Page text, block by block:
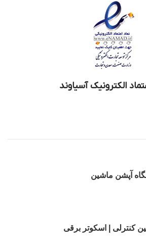
الکترونیک آسیاوند
آپشن ماشین
کنترلی | اسکوتر برقی